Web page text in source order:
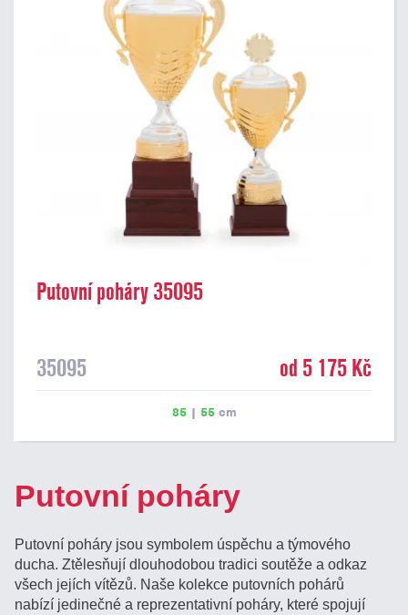
Putovní poháry 35095
35095 od 5 175 Kč
85| 55cm
Putovní poháry
Putovní poháry jsou symbolem úspěchu a týmového
ducha. Ztělesňují dlouhodobou tradici soutěže a odkaz
všech jejích vítězů. Naše kolekce putovních pohárů
nabízí jedinečné a reprezentativní poháry, které spojují